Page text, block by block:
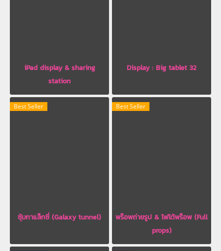
iPad display & sharing
station
Display : Big tablet 32
Best Seller
ซุ้มกาแล็กซี่ (Galaxy tunnel)
Best Seller
พร็อพถ่ายรูป & โฟโต้พร็อพ (Full
props)